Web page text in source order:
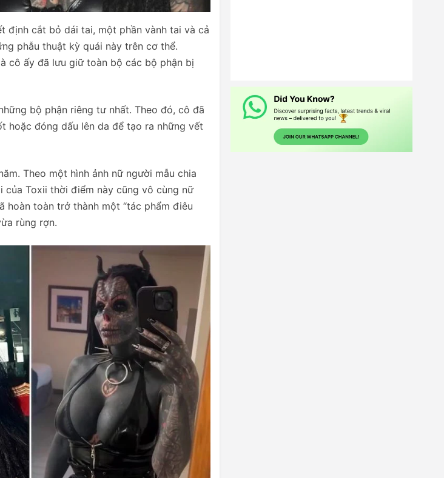
định cắt bỏ dái tai, một phần vành tai và cả
phẫu thuật kỳ quái này trên cơ thể.
cô ấy đã lưu giữ toàn bộ các bộ phận bị
bộ phận riêng tư nhất. Theo đó, cô đã
hoặc đóng dấu lên da để tạo ra những vết
Theo một hình ảnh nữ người mẫu chia
của Toxii thời điểm này cũng vô cùng nữ
hoàn toàn trở thành một “tác phẩm điêu
rùng rợn.